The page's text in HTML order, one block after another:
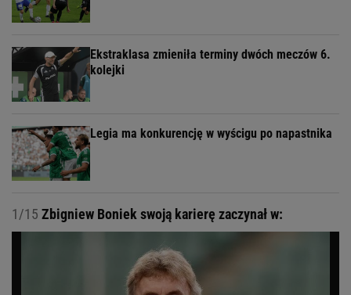
Ekstraklasa zmieniła terminy dwóch meczów 6.
kolejki
Legia ma konkurencję w wyścigu po napastnika
1/15 Zbigniew Boniek swoją karierę zaczynał w: